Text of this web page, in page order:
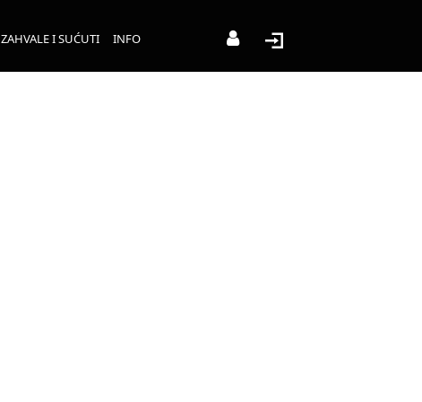
ZAHVALE I SUĆUTI INFO